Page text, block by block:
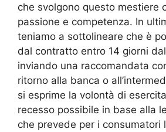
che svolgono questo mestiere
passione e competenza. In
teniamo a sottolineare che è
dal contratto entro 14 giorni
inviando una raccomandata
ritorno alla banca o
si esprime la volontà di
recesso possibile in base alla
che prevede per i consumatori